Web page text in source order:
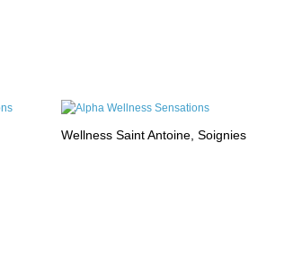
Wellness Saint Antoine, Soignies